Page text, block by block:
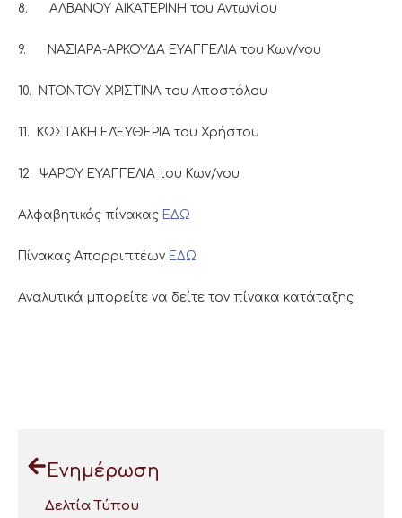
8. ΑΛΒΑΝΟΥ ΑΙΚΑΤΕΡΙΝΗ του Αντωνίου
9. ΝΑΣΙΑΡΑ-ΑΡΚΟΥΔΑ ΕΥΑΓΓΕΛΙΑ του Κων/νου
10. ΝΤΟΝΤΟΥ ΧΡΙΣΤΙΝΑ του Αποστόλου
11. ΚΩΣΤΑΚΗ ΕΛΈΥΘΕΡΙΑ του Χρήστου
12. ΨΑΡΟΥ ΕΥΑΓΓΕΛΙΑ του Κων/νου
Αλφαβητικός πίνακας ΕΔΩ
Πίνακας Απορριπτέων ΕΔΩ
Αναλυτικά μπορείτε να δείτε τον πίνακα κατάταξης
Ενημέρωση
Δελτία Τύπου